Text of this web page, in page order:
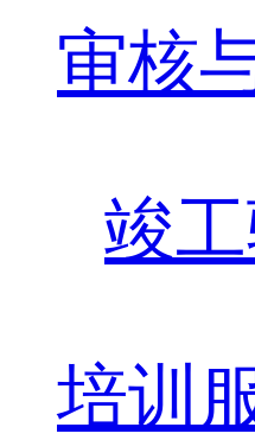
审核
竣
培训